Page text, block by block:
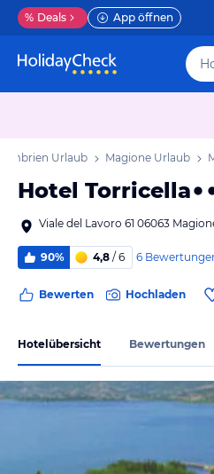
% Deals App öffnen
Umbrien Urlaub Magione Urlaub
Hotel Torricella
Viale del Lavoro 61 06063
90% 4,8 / 6 6
Bewerten Hochladen
Hotelübersicht Bewertungen